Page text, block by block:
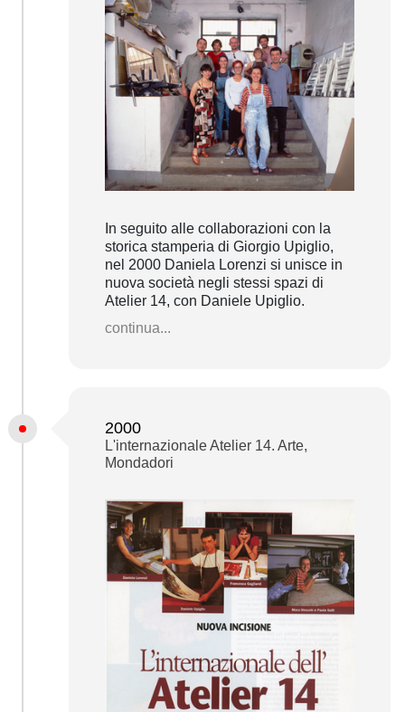
In seguito alle collaborazioni con la
storica stamperia di Giorgio Upiglio,
nel 2000 Daniela Lorenzi si unisce in
nuova società negli stessi spazi di
Atelier 14, con Daniele Upiglio.
continua...
2000
L'internazionale Atelier 14. Arte,
Mondadori